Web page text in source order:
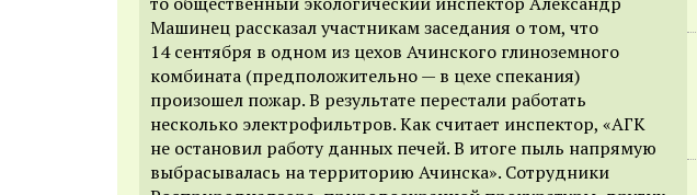
Машинец рассказал участникам заседания о том, что
14 сентября в одном из цехов Ачинского глиноземного
комбината (предположительно — в цехе спекания)
произошел пожар. В результате перестали работать
несколько электрофильтров. Как считает инспектор, «АГК
не остановил работу данных печей. В итоге пыль напрямую
выбрасывалась на территорию Ачинска». Сотрудники